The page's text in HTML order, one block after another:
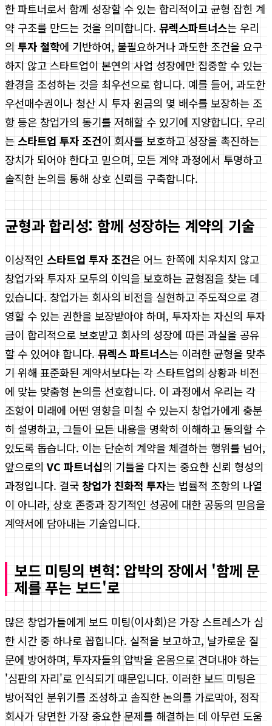
한 파트너로서 함께 성장할 수 있는 합리적이고 균형 잡힌 계
약 구조를 만드는 것을 의미합니다. 뮤렉스파트너스는 우리
의 투자 철학에 기반하여, 불필요하거나 과도한 조건을 요구
하지 않고 스타트업이 본연의 사업 성장에만 집중할 수 있는
환경을 조성하는 것을 최우선으로 합니다. 예를 들어, 과도한
우선매수권이나 청산 시 투자 원금의 몇 배수를 보장하는 조
항 등은 창업가의 동기를 저해할 수 있기에 지양합니다. 우리
는 스타트업 투자 조건이 회사를 보호하고 성장을 촉진하는
장치가 되어야 한다고 믿으며, 모든 계약 과정에서 투명하고
솔직한 논의를 통해 상호 신뢰를 구축합니다.
균형과 합리성: 함께 성장하는 계약의 기술
이상적인 스타트업 투자 조건은 어느 한쪽에 치우치지 않고
창업가와 투자자 모두의 이익을 보호하는 균형점을 찾는 데
있습니다. 창업가는 회사의 비전을 실현하고 주도적으로 경
영할 수 있는 권한을 보장받아야 하며, 투자자는 자신의 투자
금이 합리적으로 보호받고 회사의 성장에 따른 과실을 공유
할 수 있어야 합니다. 뮤렉스 파트너스는 이러한 균형을 맞추
기 위해 표준화된 계약서보다는 각 스타트업의 상황과 비전
에 맞는 맞춤형 논의를 선호합니다. 이 과정에서 우리는 각
조항이 미래에 어떤 영향을 미칠 수 있는지 창업가에게 충분
히 설명하고, 그들이 모든 내용을 명확히 이해하고 동의할 수
있도록 돕습니다. 이는 단순히 계약을 체결하는 행위를 넘어,
앞으로의 VC 파트너십의 기틀을 다지는 중요한 신뢰 형성의
과정입니다. 결국 창업가 친화적 투자는 법률적 조항의 나열
이 아니라, 상호 존중과 장기적인 성공에 대한 공동의 믿음을
계약서에 담아내는 기술입니다.
보드 미팅의 변혁: 압박의 장에서 '함께 문
제를 푸는 보드'로
많은 창업가들에게 보드 미팅(이사회)은 가장 스트레스가 심
한 시간 중 하나로 꼽힙니다. 실적을 보고하고, 날카로운 질
문에 방어하며, 투자자들의 압박을 온몸으로 견뎌내야 하는
'심판의 자리'로 인식되기 때문입니다. 이러한 보드 미팅은
방어적인 분위기를 조성하고 솔직한 논의를 가로막아, 정작
회사가 당면한 가장 중요한 문제를 해결하는 데 아무런 도움